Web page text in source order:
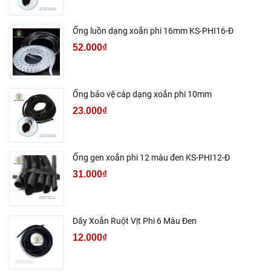
Ống luồn dạng xoắn phi 16mm KS-PHI16-Đ
52.000₫
Ống bảo vệ cáp dạng xoắn phi 10mm
23.000₫
Ống gen xoắn phi 12 màu đen KS-PHI12-Đ
31.000₫
Dây Xoắn Ruột Vịt Phi 6 Màu Đen
12.000₫